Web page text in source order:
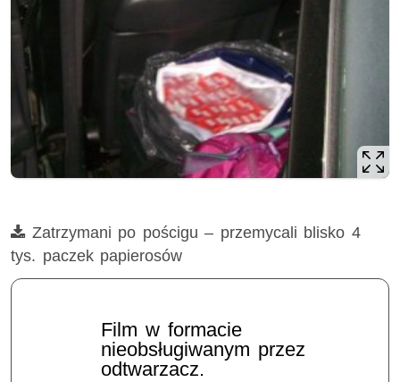
Film
Zatrzymani po pościgu – przemycali blisko 4
tys. paczek papierosów
Film w formacie
nieobsługiwanym przez
odtwarzacz.